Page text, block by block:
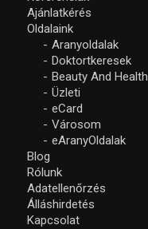
Ajánlatkérés
Oldalaink
Aranyoldalak
Doktortkeresek
Beauty And Health
Üzleti
eCard
Városom
eAranyOldalak
Blog
Rólunk
Adatellenőrzés
Álláshirdetés
Kapcsolat